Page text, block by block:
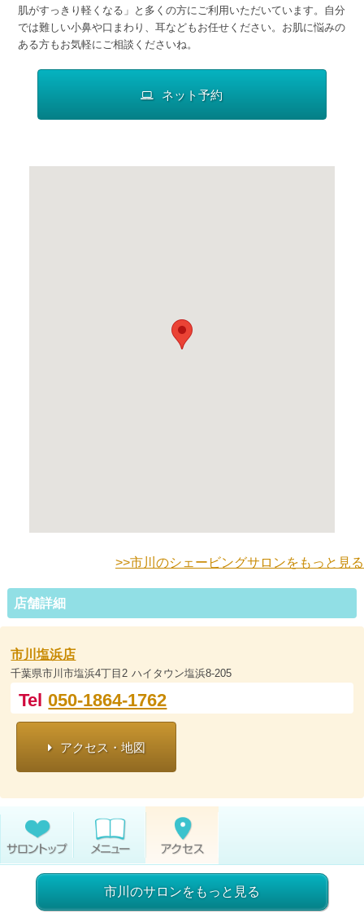
肌がすっきり軽くなる」と多くの方にご利用いただいています。自分
では難しい小鼻や口まわり、耳などもお任せください。お肌に悩みの
ある方もお気軽にご相談くださいね。
ネット予約
>>市川のシェービングサロンをもっと見る
店舗詳細
市川塩浜店
千葉県市川市塩浜4丁目2 ハイタウン塩浜8-205
Tel050-1864-1762
アクセス・地図
市川のサロンをもっと見る